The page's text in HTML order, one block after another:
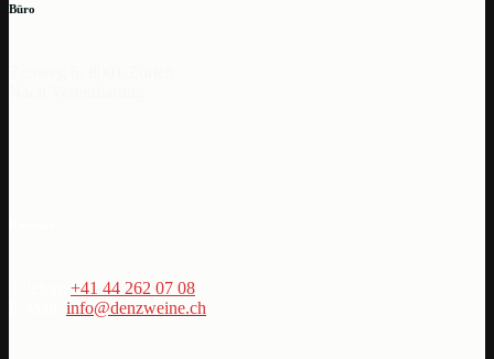
Büro
+41 44 262 07 08
info@denzweine.ch